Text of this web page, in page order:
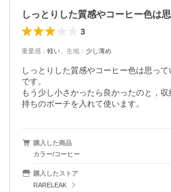
3
重量感 ： 軽い 生地 ： 少し薄め
しっとりした質感やコーヒー色は思っ
です。
もう少し小さかったら良かったのと，
持ちのポーチを入れて使います。
購入した商品
カラー/コーヒー
購入したストア
RARELEAK